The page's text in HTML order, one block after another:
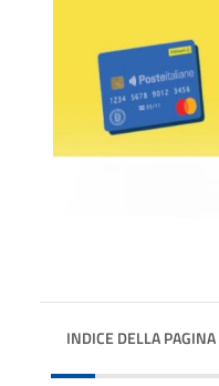
INDICE DELLA PAGINA